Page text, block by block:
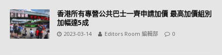
香港所有專營公共巴士一齊申請加價 最高加價組別
加幅達5成
2023-03-14 Editors Room 編輯部 0